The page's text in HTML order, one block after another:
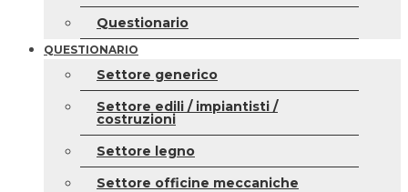
Questionario
QUESTIONARIO
Settore generico
Settore edili / impiantisti /
costruzioni
Settore legno
Settore officine meccaniche